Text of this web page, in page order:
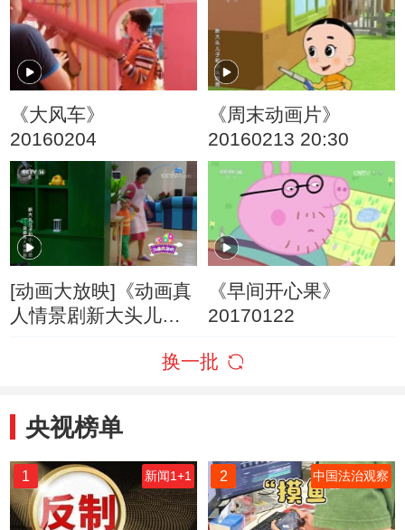
术团等
《大风车》
20160204
《周末动画片》
20160213 20:30
[动画大放映]《动画真
人情景剧新大头儿子
《早间开心果》
20170122
换一批
央视榜单
1 新闻1+1 2 中国法治观察